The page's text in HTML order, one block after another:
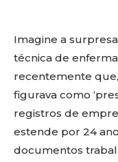
Imagine a
técnica de
recentemente
figurava como
registros de
estende por 24
documentos